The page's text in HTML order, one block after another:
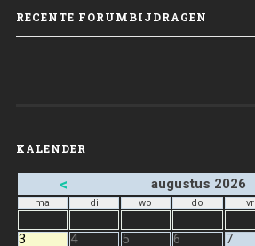
RECENTE FORUMBIJDRAGEN
KALENDER
< augustus 2026
ma di wo do vr
3
4 5 6 7